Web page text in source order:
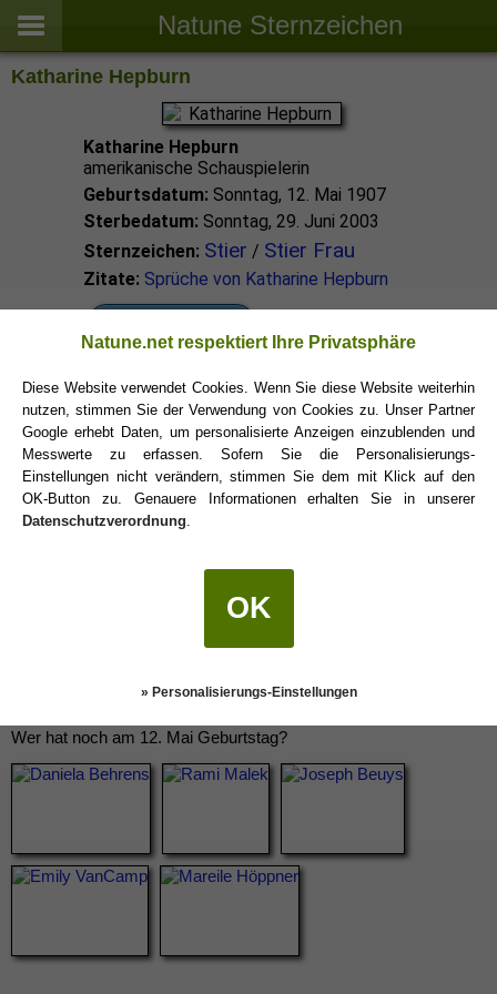
Natune Sternzeichen
Katharine Hepburn
Katharine Hepburn
amerikanische Schauspielerin
Geburtsdatum: Sonntag, 12. Mai 1907
Sterbedatum: Sonntag, 29. Juni 2003
Sternzeichen: Stier / Stier Frau
Zitate: Sprüche von Katharine Hepburn
Stier Sternzeichen
Wer hat noch am 12. Mai Geburtstag?
Natune.net respektiert Ihre Privatsphäre
Diese Website verwendet Cookies. Wenn Sie diese Website weiterhin
nutzen, stimmen Sie der Verwendung von Cookies zu. Unser Partner
Google erhebt Daten, um personalisierte Anzeigen einzublenden und
Messwerte zu erfassen. Sofern Sie die Personalisierungs-
Einstellungen nicht verändern, stimmen Sie dem mit Klick auf den
OK-Button zu. Genauere Informationen erhalten Sie in unserer
Datenschutzverordnung
OK
» Personalisierungs-Einstellungen